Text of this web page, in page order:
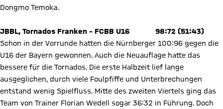
Dongmo Temoka.
JBBL, Tornados Franken – FCBB U16 98:72 (51:43)
Schon in der Vorrunde hatten die Nürnberger 100:96 gegen die
U16 der Bayern gewonnen. Auch die Neuauflage hatte das
bessere für die Tornados. Die erste Halbzeit lief lange
ausgeglichen, durch viele Foulpfiffe und Unterbrechungen
entstand wenig Spielfluss. Mitte des zweiten Viertels ging das
Team von Trainer Florian Wedell sogar 36:32 in Führung. Doch